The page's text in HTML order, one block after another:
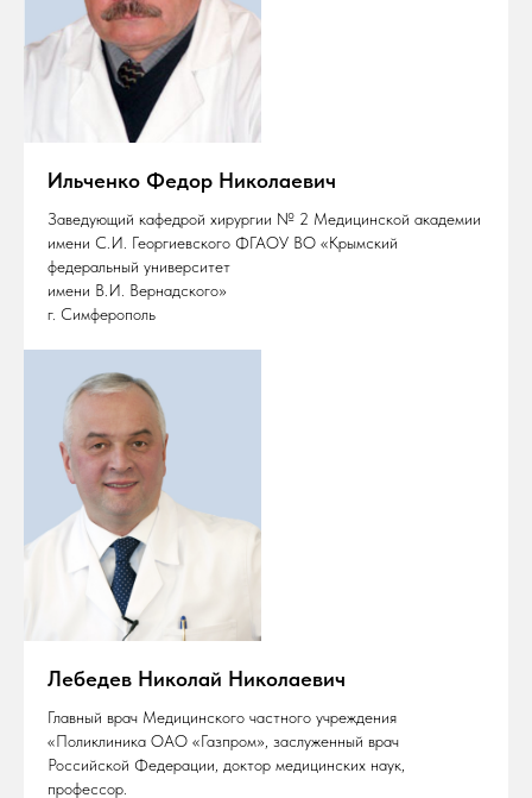
Ильченко Федор Николаевич
Заведующий кафедрой хирургии № 2 Медицинской академии
имени С.И. Георгиевского ФГАОУ ВО «Крымский
федеральный университет
имени В.И. Вернадского»
г. Симферополь
Лебедев Николай Николаевич
Главный врач Медицинского частного учреждения
«Поликлиника ОАО «Газпром», заслуженный врач
Российской Федерации, доктор медицинских наук,
профессор.